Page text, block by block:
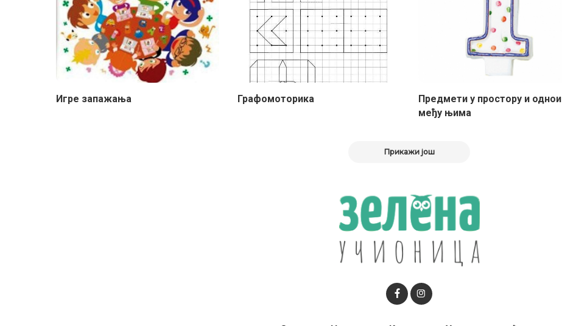
Игре запажања Графомоторика
Предмети у простору и однои
међу њима
Прикажи још